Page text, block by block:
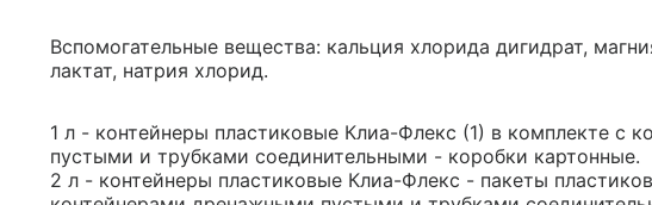
Вспомогательные вещества: кальция хлорида дигидрат,
лактат, натрия хлорид.
1 л - контейнеры пластиковые Клиа-Флекс (1) в комплекте с
пустыми и трубками соединительными - коробки картонные.
2 л - контейнеры пластиковые Клиа-Флекс - пакеты